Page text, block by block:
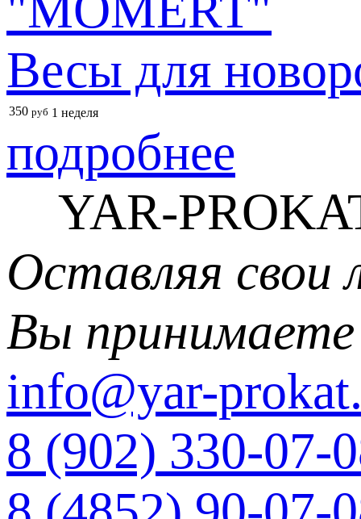
Весы для
350 руб 1 неделя
подробнее
YAR-
Оставляя свои
Вы
info@yar-
8 (902) 330-07-